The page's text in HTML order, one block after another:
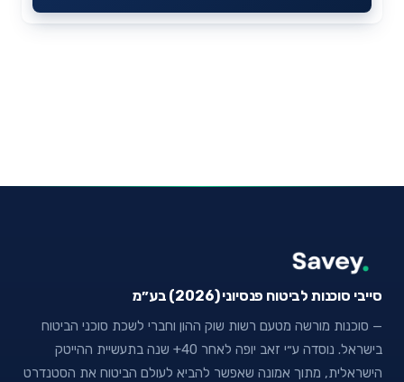
סייבי סוכנות לביטוח פנסיוני (2026) בע״מ
— סוכנות מורשה מטעם רשות שוק ההון וחברי לשכת סוכני הביטוח
בישראל. נוסדה ע״י זאב יופה לאחר 40+ שנה בתעשיית ההייטק
הישראלית, מתוך אמונה שאפשר להביא לעולם הביטוח את הסטנדרט